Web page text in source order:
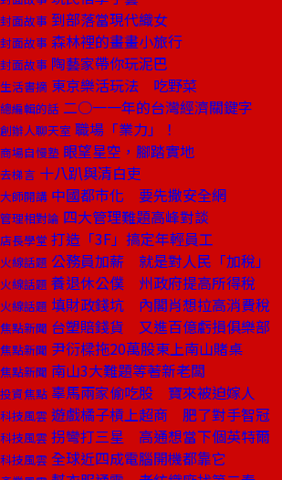
封面故事 到部落當現代織女
封面故事 森林裡的畫畫小旅行
封面故事 陶藝家帶你玩泥巴
生活書摘 東京樂活玩法 吃野菜
總編輯的話 二○一一年的台灣經濟關鍵字
創辦人聊天室 職場「業力」！
商場自慢塾 眼望星空，腳踏實地
去梯言 十八趴與清白吏
大師開講 中國都市化 要先撒安全網
管理相對論 四大管理難題高峰對談
店長學堂 打造「3F」搞定年輕員工
火線話題 公務員加薪 就是對人民「加稅」
火線話題 養退休公僕 州政府提高所得稅
火線話題 填財政錢坑 內閣肖想拉高消費稅
焦點新聞 台塑賠錢貨 又進百億虧損俱樂部
焦點新聞 尹衍樑拖20萬股東上南山賭桌
焦點新聞 南山3大難題等著新老闆
投資焦點 辜馬兩家偷吃股 寶來被迫嫁人
科技風雲 遊戲橘子槓上超商 肥了對手智冠
科技風雲 拐彎打三星 高通想當下個英特爾
科技風雲 全球近四成電腦開機都靠它